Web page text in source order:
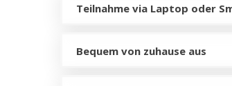
Teilnahme via Laptop oder
Bequem von zuhause aus